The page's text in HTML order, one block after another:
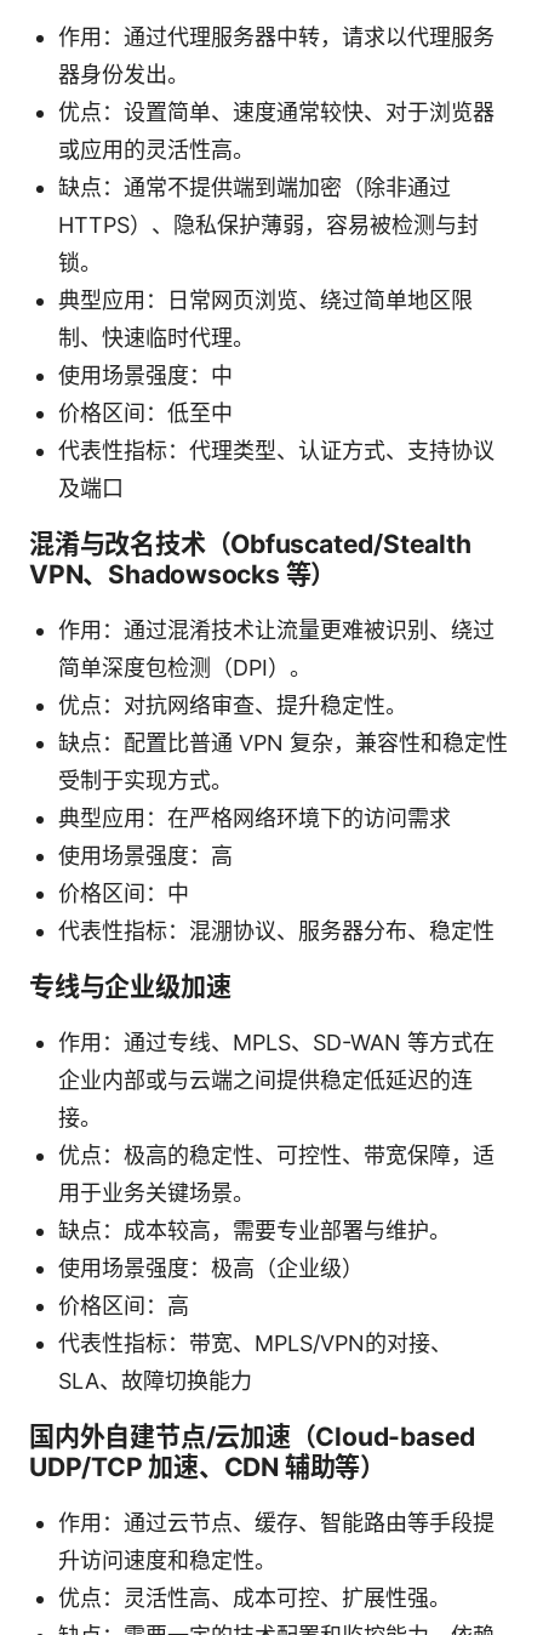
作用：通过代理服务器中转，请求以代理服务
器身份发出。
优点：设置简单、速度通常较快、对于浏览器
或应用的灵活性高。
缺点：通常不提供端到端加密（除非通过
HTTPS）、隐私保护薄弱，容易被检测与封
锁。
典型应用：日常网页浏览、绕过简单地区限
制、快速临时代理。
使用场景强度：中
价格区间：低至中
代表性指标：代理类型、认证方式、支持协议
及端口
混淆与改名技术（Obfuscated/Stealth
VPN、Shadowsocks 等）
作用：通过混淆技术让流量更难被识别、绕过
简单深度包检测（DPI）。
优点：对抗网络审查、提升稳定性。
缺点：配置比普通 VPN 复杂，兼容性和稳定性
受制于实现方式。
典型应用：在严格网络环境下的访问需求
使用场景强度：高
价格区间：中
代表性指标：混淜协议、服务器分布、稳定性
专线与企业级加速
作用：通过专线、MPLS、SD-WAN 等方式在
企业内部或与云端之间提供稳定低延迟的连
接。
优点：极高的稳定性、可控性、带宽保障，适
用于业务关键场景。
缺点：成本较高，需要专业部署与维护。
使用场景强度：极高（企业级）
价格区间：高
代表性指标：带宽、MPLS/VPN的对接、
SLA、故障切换能力
国内外自建节点/云加速（Cloud-based
UDP/TCP 加速、CDN 辅助等）
作用：通过云节点、缓存、智能路由等手段提
升访问速度和稳定性。
优点：灵活性高、成本可控、扩展性强。